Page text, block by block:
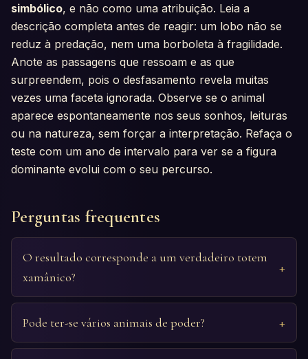
simbólico, e não como uma atribuição. Leia a
descrição completa antes de reagir: um lobo não se
reduz à predação, nem uma borboleta à fragilidade.
Anote as passagens que ressoam e as que
surpreendem, pois o desfasamento revela muitas
vezes uma faceta ignorada. Observe se o animal
aparece espontaneamente nos seus sonhos, leituras
ou na natureza, sem forçar a interpretação. Refaça o
teste com um ano de intervalo para ver se a figura
dominante evolui com o seu percurso.
Perguntas frequentes
O resultado corresponde a um verdadeiro totem
xamânico?
Pode ter-se vários animais de poder?